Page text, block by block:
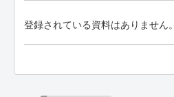
登録されている資料はありません。